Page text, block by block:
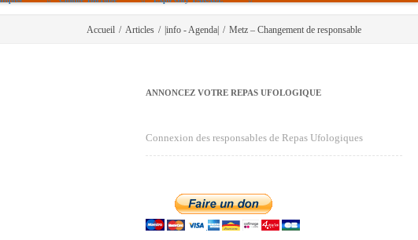
Accueil / Articles / |info - Agenda| / Metz – Changement de responsable
ANNONCEZ VOTRE REPAS UFOLOGIQUE
Connexion des responsables de Repas Ufologiques